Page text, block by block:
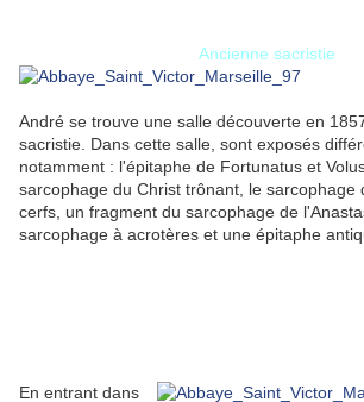
Ancienne sacristie
André se trouve une salle découverte en
sacristie. Dans cette salle, sont exposés
notamment : l'épitaphe de Fortunatus et
sarcophage du Christ trônant, le sarcophage
cerfs, un fragment du sarcophage de
sarcophage à acrotères et une épitaphe
En entrant dans